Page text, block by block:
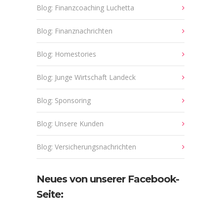
Blog: Finanzcoaching Luchetta
Blog: Finanznachrichten
Blog: Homestories
Blog: Junge Wirtschaft Landeck
Blog: Sponsoring
Blog: Unsere Kunden
Blog: Versicherungsnachrichten
Neues von unserer Facebook-
Seite: